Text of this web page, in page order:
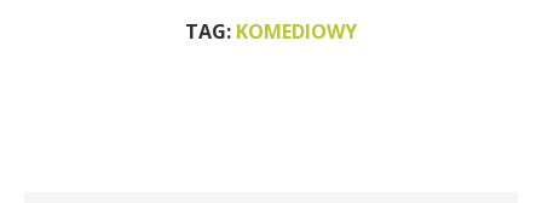
TAG: KOMEDIOWY